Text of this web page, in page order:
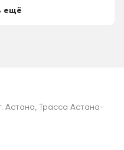
ещё
Астана, Трасса Астана-